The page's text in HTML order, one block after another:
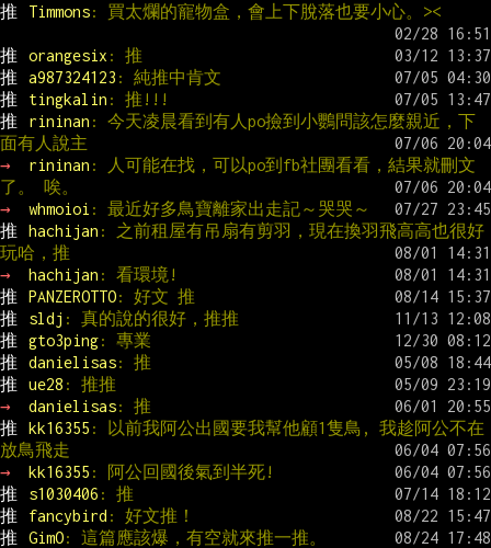
推
Timmons: 買太爛的寵物盒，會上下脫落也要小心。><
推 orangesix : 推
推
a987324123 : 純推中肯文
推
tingkalin : 推!!!
推
rininan : 今天凌晨看到有人po撿到小鸚問該怎麼親近，下
面有人說主
→
rininan : 人可能在找，可以po到fb社團看看，結果就刪文
了。 唉。
→
whmoioi : 最近好多鳥寶離家出走記～哭哭～
推
hachijan : 之前租屋有吊扇有剪羽，現在換羽飛高高也很好
玩哈，推
→
hachijan : 看環境!
推
PANZEROTTO: 好文 推
推
sldj : 真的說的很好，推推
推
gto3ping: 專業
推
danielisas: 推
推
ue28 : 推推
→
danielisas: 推
推
kk16355 : 以前我阿公出國要我幫他顧1隻鳥, 我趁阿公不在
放鳥飛走
→
kk16355 : 阿公回國後氣到半死!
推
s1030406 : 推
推
fancybird : 好文推！
推
GimO: 這篇應該爆，有空就來推一推。